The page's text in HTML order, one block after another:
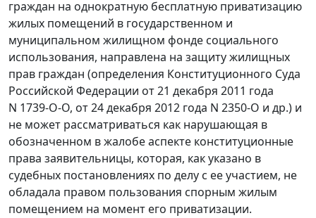
граждан на однократную бесплатную приватизацию
жилых помещений в государственном и
муниципальном жилищном фонде социального
использования, направлена на защиту жилищных
прав граждан (определения Конституционного Суда
Российской Федерации от 21 декабря 2011 года
N 1739-О-О, от 24 декабря 2012 года N 2350-О и др.) и
не может рассматриваться как нарушающая в
обозначенном в жалобе аспекте конституционные
права заявительницы, которая, как указано в
судебных постановлениях по делу с ее участием, не
обладала правом пользования спорным жилым
помещением на момент его приватизации.